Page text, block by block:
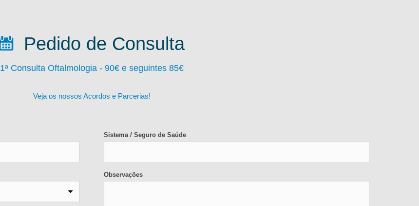
Pedido de Consulta
1ª Consulta Oftalmologia - 90€ e seguintes 85€
Veja os nossos Acordos e Parcerias!
Sistema / Seguro de Saúde
Observações